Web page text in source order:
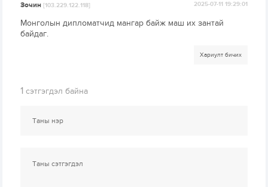
Зочин[103.229.122.118] 2025-07-11 19:29:01
Монголын дипломатчид мангар байж маш их зантай
байдаг.
Хариулт бичих
1 сэтгэгдэл байна